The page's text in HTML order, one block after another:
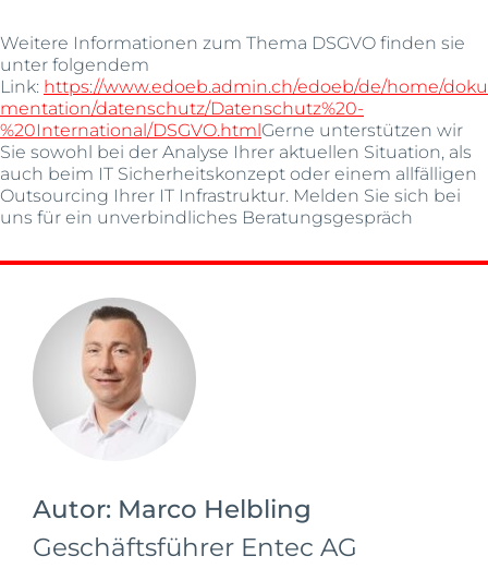
Weitere Informationen zum Thema DSGVO finden sie
unter folgendem
Link: https://www.edoeb.admin.ch/edoeb/de/home/doku
mentation/datenschutz/Datenschutz%20-
%20International/DSGVO.htmlGerne unterstützen wir
Sie sowohl bei der Analyse Ihrer aktuellen Situation, als
auch beim IT Sicherheitskonzept oder einem allfälligen
Outsourcing Ihrer IT Infrastruktur. Melden Sie sich bei
uns für ein unverbindliches Beratungsgespräch
Autor: Marco Helbling
Geschäftsführer Entec AG